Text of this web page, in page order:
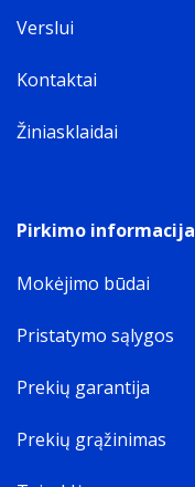
Verslui
Kontaktai
Žiniasklaidai
Pirkimo informacija
Mokėjimo būdai
Pristatymo sąlygos
Prekių garantija
Prekių grąžinimas